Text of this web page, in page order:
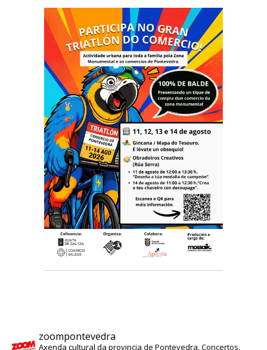
zoompontevedra
Axenda cultural da provincia de Pontevedra. Concertos,